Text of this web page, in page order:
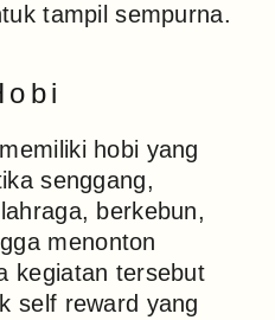
tampil sempurna.
hobi yang
senggang,
berkebun,
menonton
kegiatan tersebut
self reward yang